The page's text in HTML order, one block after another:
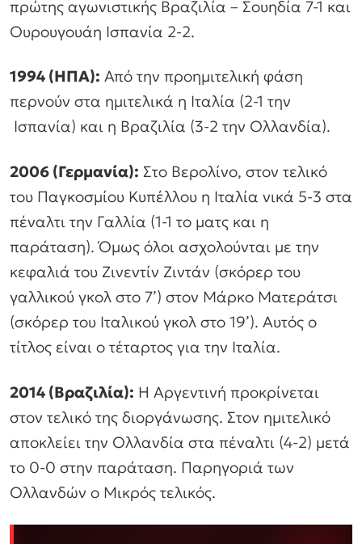
πρώτης αγωνιστικής Βραζιλία – Σουηδία 7-1 και
Ουρουγουάη Ισπανία 2-2.
1994 (ΗΠΑ): Από την προημιτελική φάση
περνούν στα ημιτελικά η Ιταλία (2-1 την
Ισπανία) και η Βραζιλία (3-2 την Ολλανδία).
2006 (Γερμανία): Στο Βερολίνο, στον τελικό
του Παγκοσμίου Κυπέλλου η Ιταλία νικά 5-3 στα
πέναλτι την Γαλλία (1-1 το ματς και η
παράταση). Όμως όλοι ασχολούνται με την
κεφαλιά του Ζινεντίν Ζιντάν (σκόρερ του
γαλλικού γκολ στο 7’) στον Μάρκο Ματεράτσι
(σκόρερ του Ιταλικού γκολ στο 19’). Αυτός ο
τίτλος είναι ο τέταρτος για την Ιταλία.
2014 (Βραζιλία): Η Αργεντινή προκρίνεται
στον τελικό της διοργάνωσης. Στον ημιτελικό
αποκλείει την Ολλανδία στα πέναλτι (4-2) μετά
το 0-0 στην παράταση. Παρηγοριά των
Ολλανδών ο Μικρός τελικός.